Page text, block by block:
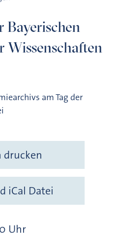
Bayerischen
Wissenschaften
am Tag der
drucken
iCal Datei
Uhr